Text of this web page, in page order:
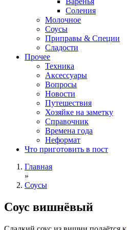
Соления
Молочное
Соусы
Приправы & Специи
Сладости
Прочее
Техника
Аксессуары
Вопросы
Новости
Путешествия
Хозяйке на заметку
Справочник
Времена года
Неформат
Что приготовить в пост
Главная
»
Соусы
Соус вишнёвый